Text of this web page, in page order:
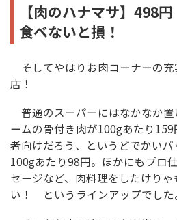
【肉のハナマサ】498
食べないと損！
そしてやはりお肉コーナーの
店！
普通のスーパーにはなかなか置
ームの骨付き肉が100gあたり
者向けだろう、というどでかい
100gあたり98円。ほかにもプロ
セージなど、肉料理をしたけり
い！ というラインアップでした